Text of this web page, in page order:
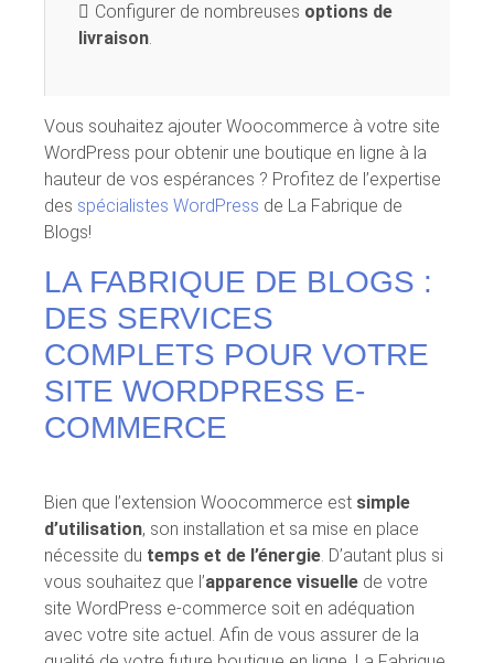
Configurer de nombreuses options de
livraison.
Vous souhaitez ajouter Woocommerce à votre site
WordPress pour obtenir une boutique en ligne à la
hauteur de vos espérances ? Profitez de l’expertise
des spécialistes WordPress de La Fabrique de
Blogs!
LA FABRIQUE DE BLOGS :
DES SERVICES
COMPLETS POUR VOTRE
SITE WORDPRESS E-
COMMERCE
Bien que l’extension Woocommerce est simple
d’utilisation, son installation et sa mise en place
nécessite du temps et de l’énergie. D’autant plus si
vous souhaitez que l’apparence visuelle de votre
site WordPress e-commerce soit en adéquation
avec votre site actuel. Afin de vous assurer de la